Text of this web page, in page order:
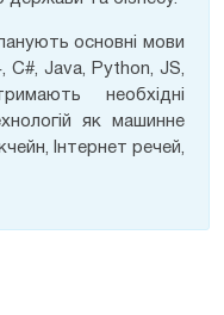
основні мови
С#, Java, Python, JS,
необхідні
як машинне
Інтернет речей,